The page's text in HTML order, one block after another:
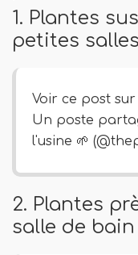
1. Plantes
petites
Voir ce post
Un poste
l'usine 🌱
2. Plantes
salle de bain